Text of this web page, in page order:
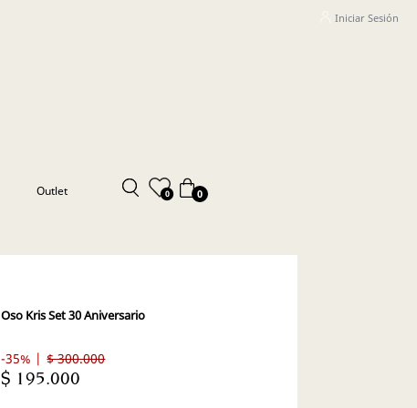
Iniciar Sesión
Outlet 0 0
Oso Kris Set 30 Aniversario
-35% | $ 300.000
$ 195.000